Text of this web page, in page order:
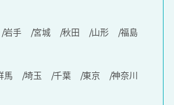
岩手 宮城 秋田 山形
福島
馬 埼玉 千葉 東京
神奈川